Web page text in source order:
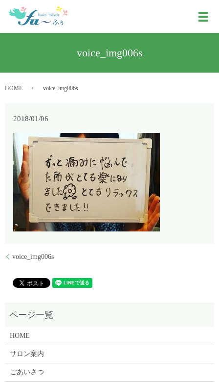
メ
voice_img006s
HOME voice_img006s
2018/01/06
voice_img006s
HOME
サロン案内
ごあいさつ